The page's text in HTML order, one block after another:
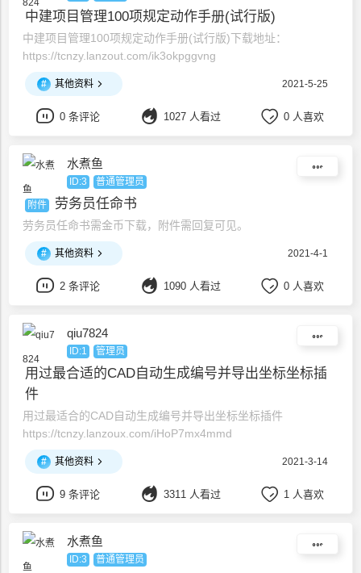
中建项目管理100项规定动作手册(试行版)
中建项目管理100项规定动作手册(试行版)下载地址：
https://tcnzy.lanzout.com/ik3okpggvng
# 其他资料 2021-5-25
0 条评论 1027 人看过 0 人喜欢
水煮鱼
ID:3 普通管理员
附件 劳务员任命书
劳务员任命书需金币下载，附件需回复可见。
# 其他资料 2021-4-1
2 条评论 1090 人看过 0 人喜欢
qiu7824
ID:1 管理员
用过最合适的CAD自动生成编号并导出坐标坐标插
件
用过最适合的CAD自动生成编号并导出坐标坐标插件
https://tcnzy.lanzoux.com/iHoP7mx4mmd
# 其他资料 2021-3-14
9 条评论 3311 人看过 1 人喜欢
水煮鱼
ID:3 普通管理员